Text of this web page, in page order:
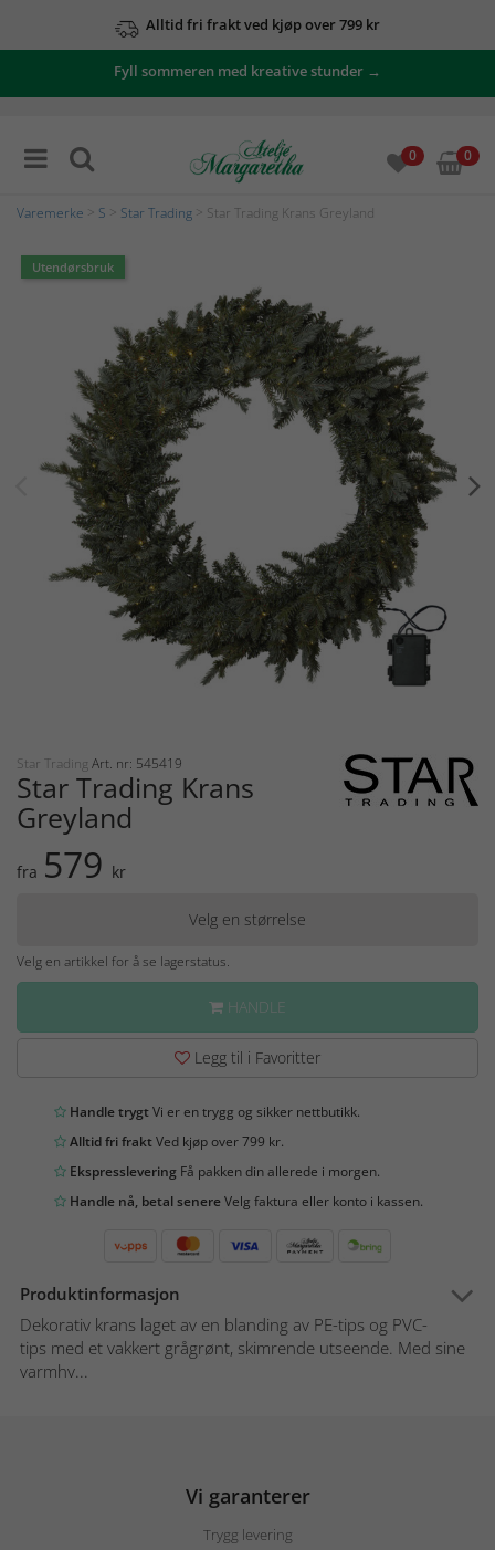
Alltid fri frakt ved kjøp over 799 kr
Fyll sommeren med kreative stunder →
0 0
Varemerke S Star Trading > Star Trading Krans Greyland
Utendørsbruk
Star Trading Art. nr: 545419
Star Trading Krans
Greyland
fra 579 kr
Velg en størrelse
Velg en artikkel for å se lagerstatus.
HANDLE
Legg til i Favoritter
Handle trygtVi er en trygg og sikker nettbutikk.
Alltid fri fraktVed kjøp over 799 kr.
Ekspresslevering Få pakken din allerede i morgen.
Handle nå, betal senereVelg faktura eller konto i kassen.
Produktinformasjon
Dekorativ krans laget av en blanding av PE-tips og PVC-
tips med et vakkert grågrønt, skimrende utseende. Med sine
varmhv...
Vi garanterer
Trygg levering